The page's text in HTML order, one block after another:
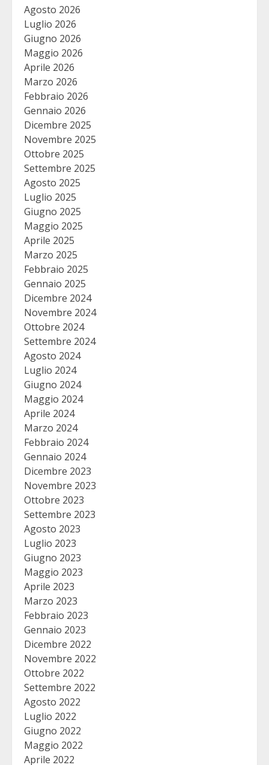
Agosto 2026
Luglio 2026
Giugno 2026
Maggio 2026
Aprile 2026
Marzo 2026
Febbraio 2026
Gennaio 2026
Dicembre 2025
Novembre 2025
Ottobre 2025
Settembre 2025
Agosto 2025
Luglio 2025
Giugno 2025
Maggio 2025
Aprile 2025
Marzo 2025
Febbraio 2025
Gennaio 2025
Dicembre 2024
Novembre 2024
Ottobre 2024
Settembre 2024
Agosto 2024
Luglio 2024
Giugno 2024
Maggio 2024
Aprile 2024
Marzo 2024
Febbraio 2024
Gennaio 2024
Dicembre 2023
Novembre 2023
Ottobre 2023
Settembre 2023
Agosto 2023
Luglio 2023
Giugno 2023
Maggio 2023
Aprile 2023
Marzo 2023
Febbraio 2023
Gennaio 2023
Dicembre 2022
Novembre 2022
Ottobre 2022
Settembre 2022
Agosto 2022
Luglio 2022
Giugno 2022
Maggio 2022
Aprile 2022